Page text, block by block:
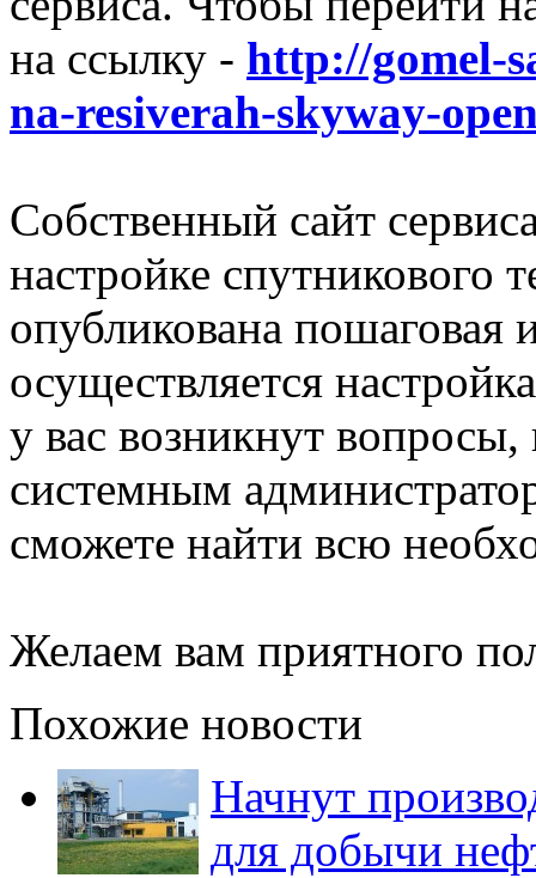
на ссылку - http://gomel-
na-resiverah-skyway-
Собственный сайт
настройке спутникового
опубликована пошаговая
осуществляется
у вас возникнут вопросы,
системным
сможете найти всю
Желаем вам приятного
Похожие новости
Начнут
для добычи